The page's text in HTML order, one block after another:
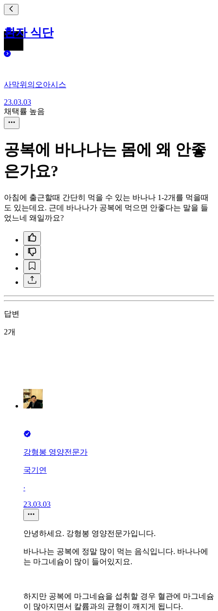
환자 식단
사막위의오아시스
23.03.03
채택률 높음
공복에 바나나는 몸에 왜 안좋
은가요?
아침에 출근할때 간단히 먹을 수 있는 바나나 1-2개를 먹을때
도 있는데요. 근데 바나나가 공복에 먹으면 안좋다는 말을 들
었느네 왜일까요?
답변
2개
강형봉 영양전문가
국기연
∙
23.03.03
안녕하세요. 강형봉 영양전문가입니다.
바나나는 공복에 정말 많이 먹는 음식입니다. 바나나에
는 마그네슘이 많이 들어있지요.
하지만 공복에 마그네슘을 섭취할 경우 혈관에 마그네슘
이 많아지면서 칼륨과의 균형이 깨지게 됩니다.